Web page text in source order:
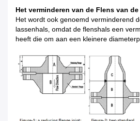
Het verminderen van de Flens van
Het wordt ook genoemd verminderend
lassenhals, omdat de flenshals een
heeft die om aan een kleinere